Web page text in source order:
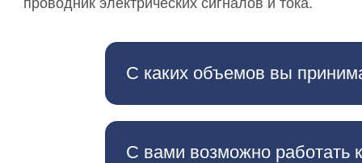
С каких объемов вы
С вами возможно работать